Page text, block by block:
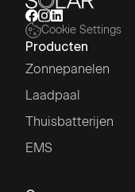
Cookie Settings
Producten
Zonnepanelen
Laadpaal
Thuisbatterijen
EMS